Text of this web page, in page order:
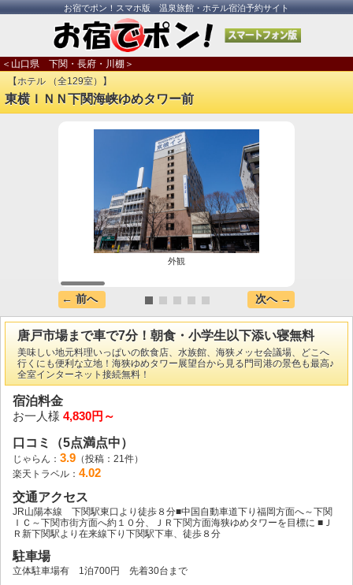
お宿でポン！スマホ版 温泉旅館・ホテル宿泊予約サイト
＜山口県 下関・長府・川棚＞
【ホテル （全129室）】
東横ＩＮＮ下関海峡ゆめタワー前
外観
← 前へ 次へ →
唐戸市場まで車で7分！朝食・小学生以下添い寝無料
美味しい地元料理いっぱいの飲食店、水族館、海狭メッセ会議場、どこへ
行くにも便利な立地！海狭ゆめタワー展望台から見る門司港の景色も最高♪
全室インターネット接続無料！
宿泊料金
お一人様 4,830円～
口コミ（5点満点中）
じゃらん： 3.9 （投稿：21件）
楽天トラベル： 4.02
交通アクセス
JR山陽本線 下関駅東口より徒歩８分■中国自動車道下り福岡方面へ～下関
ＩＣ～下関市街方面へ約１０分、ＪＲ下関方面海狭ゆめタワーを目標に ■Ｊ
Ｒ新下関駅より在来線下り下関駅下車、徒歩８分
駐車場
立体駐車場有 1泊700円 先着30台まで